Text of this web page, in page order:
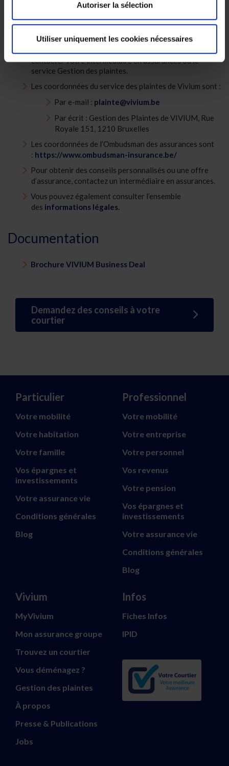
Autoriser la sélection
Utiliser uniquement les cookies nécessaires
intermédiaire en assurances.
En tant que client, vous êtes protégé par les règles de
conduite en matière d’assurance.
contacter votre intermédiaire en assurances ou le
service Gestion des plaintes.
Les coordonnées du service des plaintes de Vivium sont :
Par e-mail : plainte@vivium.be
Par écrit : Gestion des Plaintes de VIVIUM, Rue
Royale 151, 1210 Bruxelles
Les coordonnées de l’Ombudsman des assurances sont
: https://www.ombudsman-insurance.be/
Pour obtenir des conseils personnalisés ou une offre
d’assurance, contactez un intermédiaire en assurances.
Vous pouvez également consulter l’ensemble
des informations légales.
Documentation
Brochure VIVIUM Business Deal
Demandez des conseils à votre
courtier
Particulier
Votre mobilité
Votre habitation
Votre famille
Vos épargnes et
investissements
Votre assurance vie
Conditions générales
Blog
Professionnel
Votre mobilité
Votre entreprise
Votre personnel
Vos revenus
Votre pension
Vos épargnes et
investissements
Votre assurance vie
Conditions générales
Blog
Vivium
MyVivium
Mon assurance groupe
Trouvez un courtier
Vous déménagez ?
Gestion des plaintes
À propos
Presse & Publications
Jobs
Infos
Fiches Infos
IPID